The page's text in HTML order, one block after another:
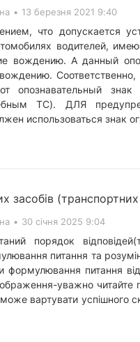
• 13 березня 2021 9:40
что допускается
водителей,
вождению. А данный
вождению.
опознавательный
ТС). ДЛЯ
использоваться знак
• 30 січня 2025 9:04
порядок
питання та
формулювання питання
уважно читайте
вартувати успішного